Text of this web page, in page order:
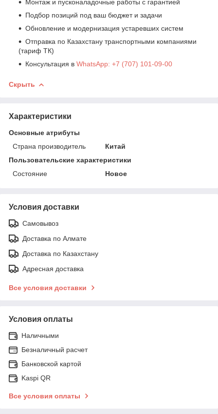
Монтаж и пусконаладочные работы с гарантией
Подбор позиций под ваш бюджет и задачи
Обновление и модернизация устаревших систем
Отправка по Казахстану транспортными компаниями
(тариф ТК)
Консультация в WhatsApp: +7 (707) 101-09-00
Скрыть
Характеристики
Основные атрибуты
Страна производитель
Китай
Пользовательские характеристики
Состояние
Новое
Условия доставки
Самовывоз
Доставка по Алмате
Доставка по Казахстану
Адресная доставка
Все условия доставки
Условия оплаты
Наличными
Безналичный расчет
Банковской картой
Kaspi QR
Все условия оплаты